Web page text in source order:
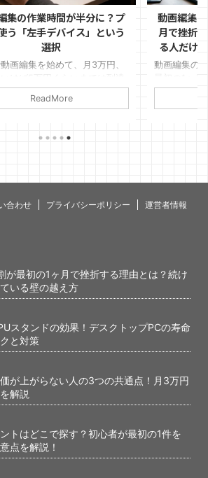
集の作業時間が半分に？プ
う「左手デバイス」という
選択
画編集を始めて、月3万円、
けれど、そこから先がなか
びない。
ReadMore
動画編集
月で挫折
る人だけ
動画編集の
ます。 「思
いないんじ
と、あの時
合わせ プライバシーポリシー 運営者情報
が最初の1ヶ月で挫折する理由とは？続け
いる壁の越え方
スタンドの効果！デスクトップPCの寿命
と対策
が上がらない人の3つの共通点！月3万円
解説
トはどこで探す？初心者が最初の1件を
点を解説！